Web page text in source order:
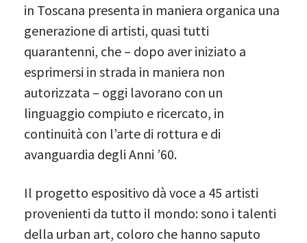
in Toscana presenta in maniera organica una
generazione di artisti, quasi tutti
quarantenni, che – dopo aver iniziato a
esprimersi in strada in maniera non
autorizzata – oggi lavorano con un
linguaggio compiuto e ricercato, in
continuità con l’arte di rottura e di
avanguardia degli Anni ’60.
Il progetto espositivo dà voce a 45 artisti
provenienti da tutto il mondo: sono i talenti
della urban art, coloro che hanno saputo